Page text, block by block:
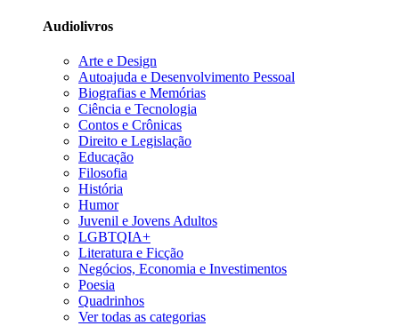
Audiolivros
Arte e Design
Autoajuda e Desenvolvimento Pessoal
Biografias e Memórias
Ciência e Tecnologia
Contos e Crônicas
Direito e Legislação
Educação
Filosofia
História
Humor
Juvenil e Jovens Adultos
LGBTQIA+
Literatura e Ficção
Negócios, Economia e Investimentos
Poesia
Quadrinhos
Ver todas as categorias